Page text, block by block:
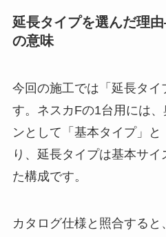
延長タイプを選んだ理
の意味
今回の施工では「延長タイ
す。ネスカFの1台用には
ンとして「基本タイプ」
り、延長タイプは基本サ
た構成です。
カタログ仕様と照合すると、